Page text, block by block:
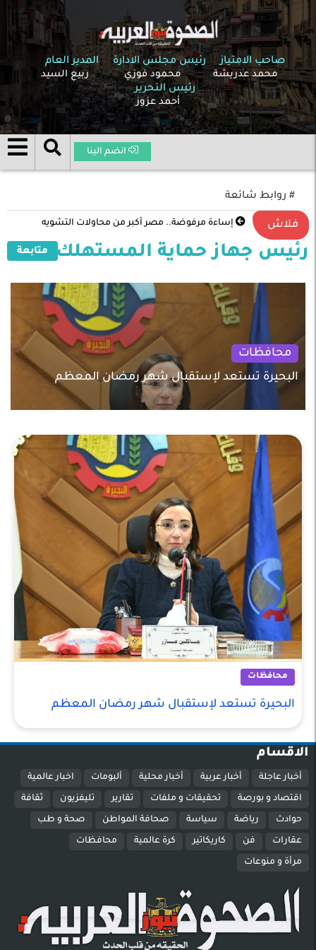
صاحب الامتياز
محمد عدريشة
رئيس مجلس الادارة
محمود فوزي
المدير العام
ربيع السيد
رئيس التحرير
أحمد عزوز
انضم الينا
# روابط شائعة
فلاش إساءة مرفوضة.. مصر أكبر من محاولات التشويه
رئيس جهاز حماية المستهلك متابعة
محافظات
البحيرة تستعد لإستقبال شهر رمضان المعظم
محافظات
البحيرة تستعد لإستقبال شهر رمضان المعظم
الاقسام
أخبار عاجلة أخبار عربية أخبار محلية ألبومات اخبار عالمية
اقتصاد و بورصة تحقيقات و ملفات تقارير تليفزيون ثقافة
حوادث رياضة سياسة صحافة المواطن صحة و طب
عقارات فن كاريكاتير كرة عالمية محافظات
مرأة و منوعات